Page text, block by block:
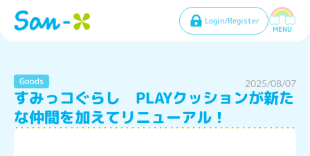
Login/Register
MENU
Goods 2025/08/07
すみっコぐらし PLAYクッションが新た
な仲間を加えてリニューアル！